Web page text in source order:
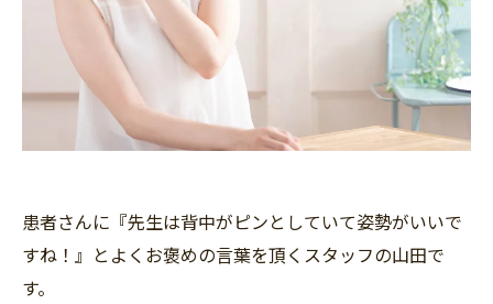
患者さんに『先生は背中がピンとしていて姿勢がいいで
すね！』とよくお褒めの言葉を頂くスタッフの山田で
す。